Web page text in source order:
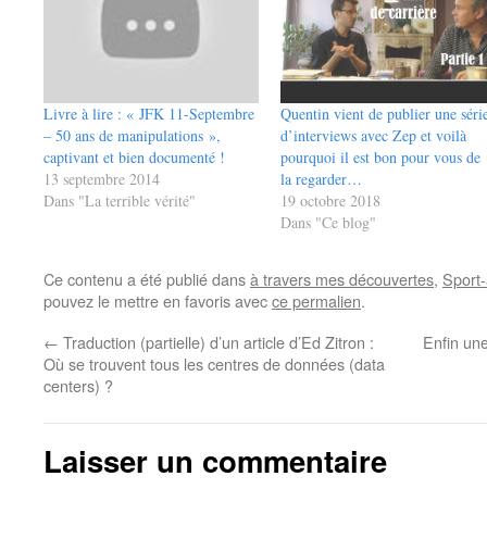
Livre à lire : « JFK 11-Septembre
– 50 ans de manipulations »,
captivant et bien documenté !
13 septembre 2014
Dans "La terrible vérité"
Quentin vient de publier une
d’interviews avec Zep et voilà
pourquoi il est bon pour vous de
la regarder…
19 octobre 2018
Dans "Ce blog"
Ce contenu a été publié dansà travers mes découvertes,
pouvez le mettre en favoris avecce permalien.
← Traduction (partielle) d’un article d’Ed Zitron :
Où se trouvent tous les centres de données (data
centers) ?
Enfin
Laisser un commentaire